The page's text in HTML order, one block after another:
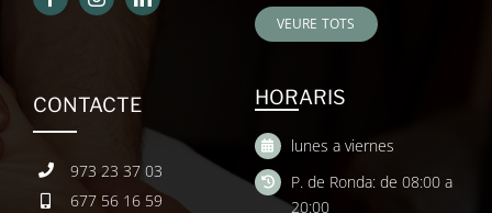
VEURE TOTS
CONTACTE
973 23 37 03
677 56 16 59
HORARIS
lunes a viernes
P. de Ronda: de 08:00 a
20:00